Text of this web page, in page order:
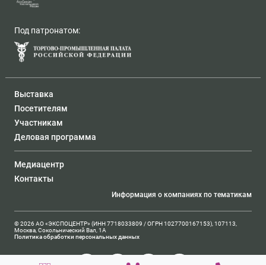
Под патронатом:
Выставка
Посетителям
Участникам
Деловая программа
Медиацентр
Контакты
Информация о компаниях по тематикам
© 2026 АО «ЭКСПОЦЕНТР» (ИНН 7718033809 / ОГРН 1027700167153), 107113,
Москва, Сокольнический Вал, 1А
Политика обработки персональных данных